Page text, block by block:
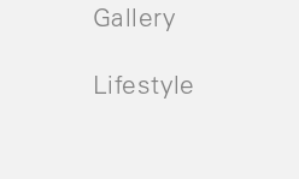
Gallery
Lifestyle